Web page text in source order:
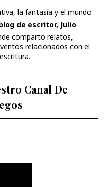
la fantasía y el mundo
de escritor, Julio
comparto relatos,
relacionados con el
Canal De